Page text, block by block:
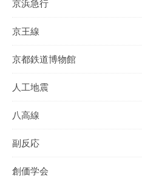
京浜急行
京王線
京都鉄道博物館
人工地震
八高線
副反応
創価学会